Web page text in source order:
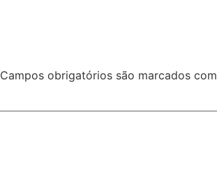
Campos obrigatórios são marcados com